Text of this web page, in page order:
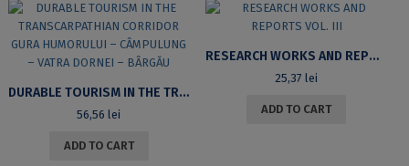
DURABLE TOURISM IN THE TRANSCARPATHIAN CORRIDOR GURA HUMORULUI – CÂMPULUNG – VATRA DORNEI – BÂRGĂU
56,56lei
ADD TO CART
RESEARCH WORKS AND REPORTS VOL. III
25,37lei
ADD TO CART